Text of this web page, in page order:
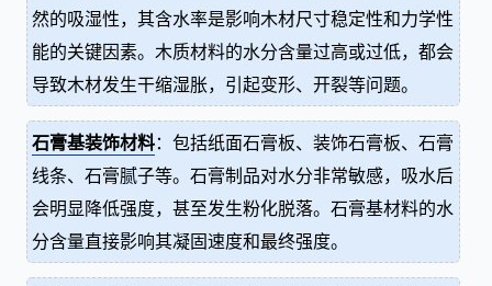
然的吸湿性，其含水率是影响木材尺寸稳定性和力学性
能的关键因素。木质材料的水分含量过高或过低，都会
导致木材发生干缩湿胀，引起变形、开裂等问题。
石膏基装饰材料：包括纸面石膏板、装饰石膏板、石膏
线条、石膏腻子等。石膏制品对水分非常敏感，吸水后
会明显降低强度，甚至发生粉化脱落。石膏基材料的水
分含量直接影响其凝固速度和最终强度。